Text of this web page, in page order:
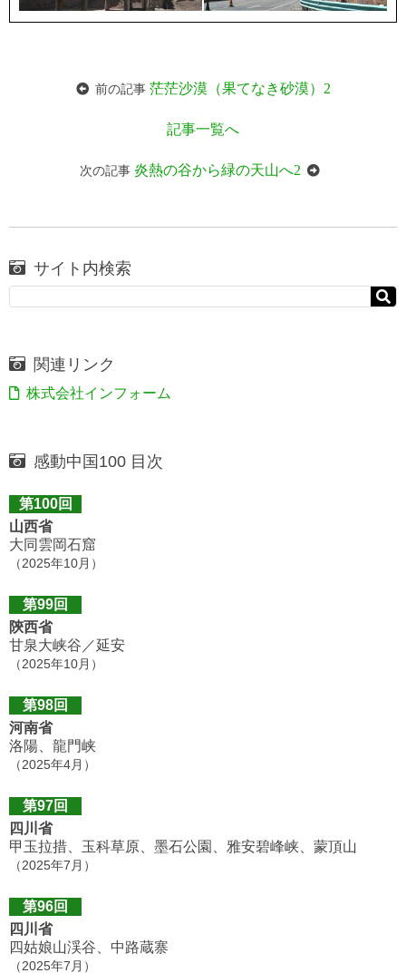
前の記事 茫茫沙漠（果てなき砂漠）2
記事一覧へ
次の記事 炎熱の谷から緑の天山へ2
サイト内検索
関連リンク
株式会社インフォーム
感動中国100 目次
第100回
山西省
大同雲岡石窟
（2025年10月）
第99回
陝西省
甘泉大峡谷／延安
（2025年10月）
第98回
河南省
洛陽、龍門峡
（2025年4月）
第97回
四川省
甲玉拉措、玉科草原、墨石公園、雅安碧峰峡、蒙頂山
（2025年7月）
第96回
四川省
四姑娘山渓谷、中路蔵寨
（2025年7月）